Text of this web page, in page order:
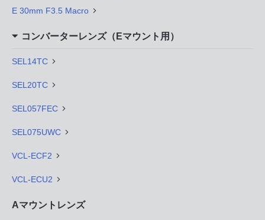
E 30mm F3.5 Macro
コンバーターレンズ（Eマウント用）
SEL14TC
SEL20TC
SEL057FEC
SEL075UWC
VCL-ECF2
VCL-ECU2
Aマウントレンズ